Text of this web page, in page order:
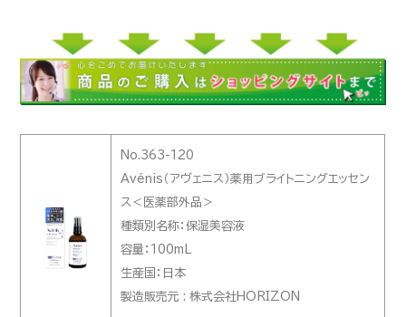
No.363-120
Avénis（アヴェニス）薬用ブライトニングエッセン
ス＜医薬部外品＞
種類別名称：保湿美容液
容量：100mL
生産国：日本
製造販売元 : 株式会社HORIZON